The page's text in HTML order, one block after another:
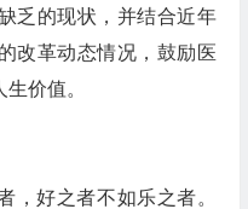
乏的现状，并结合近年
改革动态情况，鼓励医
价值。
，好之者不如乐之者。